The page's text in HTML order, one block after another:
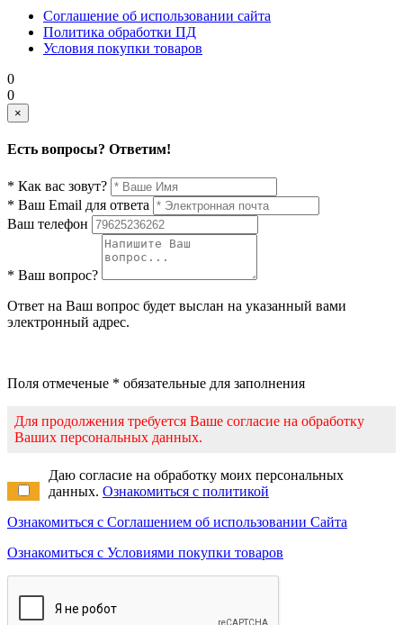
Соглашение об использовании сайта
Политика обработки ПД
Условия покупки товаров
0
0
×
Есть вопросы? Ответим!
* Как вас зовут?
* Ваш Email для ответа
Ваш телефон
* Ваш вопрос?
Ответ на Ваш вопрос будет выслан на указанный вами
электронный адрес.
Поля отмеченые * обязательные для заполнения
Для продолжения требуется Ваше согласие на обработку
Ваших персональных данных.
Даю согласие на обработку моих персональных
данных. Ознакомиться с политикой
Ознакомиться с Соглашением об использовании Сайта
Ознакомиться с Условиями покупки товаров